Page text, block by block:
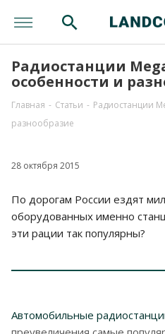
Радиостанции
особенности и
Главная - Статьи - Радиостанции
разнообразие
28 октября 2015
По дорогам России ездят
оборудованных именно
эти рации так популярны?
Автомобильные